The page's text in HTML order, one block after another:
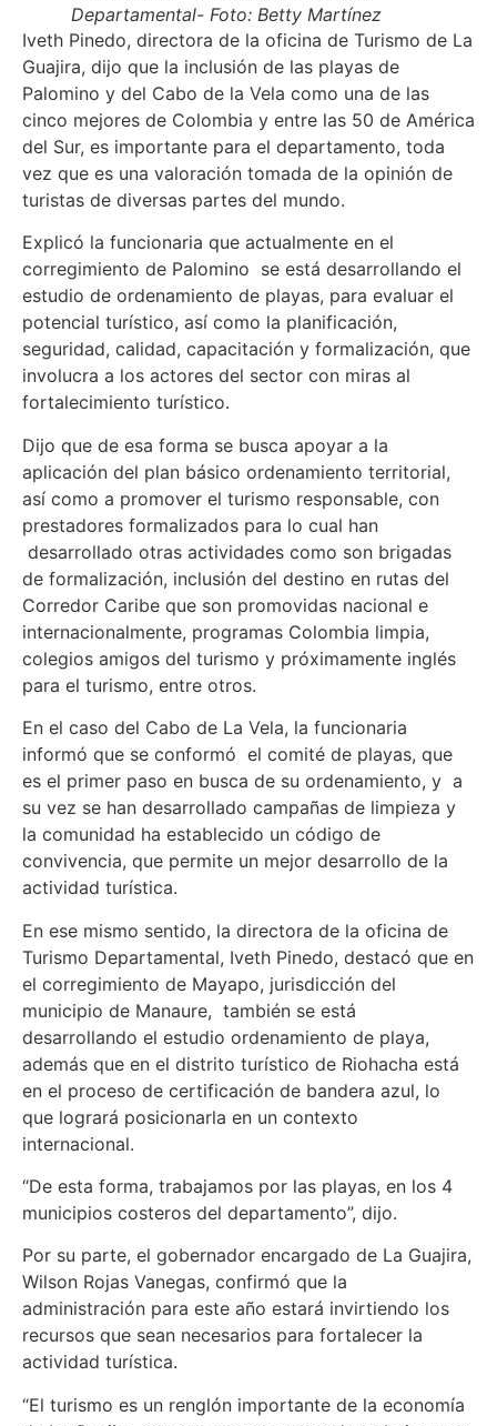
Departamental- Foto: Betty Martínez
Iveth Pinedo, directora de la oficina de Turismo de La
Guajira, dijo que la inclusión de las playas de
Palomino y del Cabo de la Vela como una de las
cinco mejores de Colombia y entre las 50 de América
del Sur, es importante para el departamento, toda
vez que es una valoración tomada de la opinión de
turistas de diversas partes del mundo.
Explicó la funcionaria que actualmente en el
corregimiento de Palomino se está desarrollando el
estudio de ordenamiento de playas, para evaluar el
potencial turístico, así como la planificación,
seguridad, calidad, capacitación y formalización, que
involucra a los actores del sector con miras al
fortalecimiento turístico.
Dijo que de esa forma se busca apoyar a la
aplicación del plan básico ordenamiento territorial,
así como a promover el turismo responsable, con
prestadores formalizados para lo cual han
desarrollado otras actividades como son brigadas
de formalización, inclusión del destino en rutas del
Corredor Caribe que son promovidas nacional e
internacionalmente, programas Colombia limpia,
colegios amigos del turismo y próximamente inglés
para el turismo, entre otros.
En el caso del Cabo de La Vela, la funcionaria
informó que se conformó el comité de playas, que
es el primer paso en busca de su ordenamiento, y a
su vez se han desarrollado campañas de limpieza y
la comunidad ha establecido un código de
convivencia, que permite un mejor desarrollo de la
actividad turística.
En ese mismo sentido, la directora de la oficina de
Turismo Departamental, Iveth Pinedo, destacó que en
el corregimiento de Mayapo, jurisdicción del
municipio de Manaure, también se está
desarrollando el estudio ordenamiento de playa,
además que en el distrito turístico de Riohacha está
en el proceso de certificación de bandera azul, lo
que logrará posicionarla en un contexto
internacional.
“De esta forma, trabajamos por las playas, en los 4
municipios costeros del departamento”, dijo.
Por su parte, el gobernador encargado de La Guajira,
Wilson Rojas Vanegas, confirmó que la
administración para este año estará invirtiendo los
recursos que sean necesarios para fortalecer la
actividad turística.
“El turismo es un renglón importante de la economía